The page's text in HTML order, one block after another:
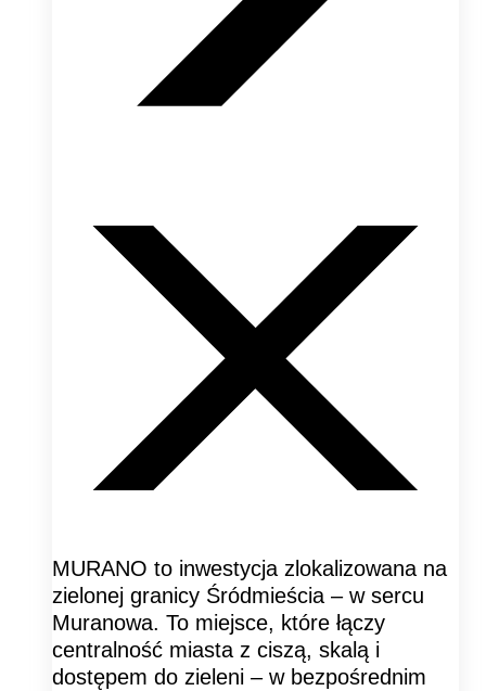
MURANO to inwestycja zlokalizowana na
zielonej granicy Śródmieścia – w sercu
Muranowa. To miejsce, które łączy
centralność miasta z ciszą, skalą i
dostępem do zieleni – w bezpośrednim